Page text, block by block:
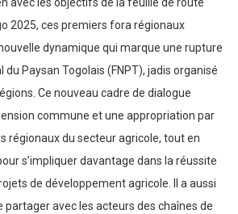
2025, ces premiers fora régionaux
dynamique qui marque une rupture
du Paysan Togolais (FNPT), jadis organisé
Ce nouveau cadre de dialogue
commune et une appropriation par
régionaux du secteur agricole, tout en
s’impliquer davantage dans la réussite
de développement agricole. Il a aussi
avec les acteurs des chaînes de